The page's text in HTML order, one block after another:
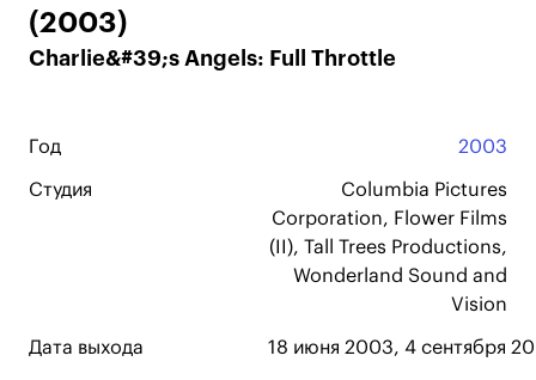
(2003)
Charlie&#39;s Angels: Full Throttle
Год 2003
Студия
Columbia Pictures
Corporation, Flower Films
(II), Tall Trees Productions,
Wonderland Sound and
Vision
Дата выхода 18 июня 2003, 4 сентября